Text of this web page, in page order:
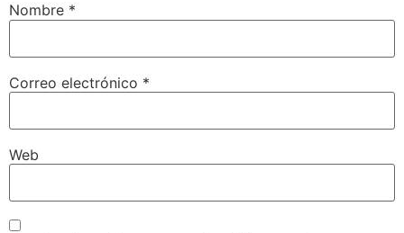
Nombre *
Correo electrónico *
Web